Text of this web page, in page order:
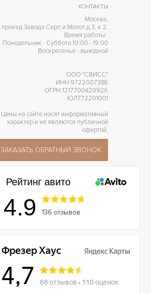
КОНТАКТЫ
Москва,
проезд Завода Серп и Молот д 3, к 2,
Время работы:
Понедельник - Суббота 10:00 - 19:00
Воскресенье - выходной
ООО "СВИСС"
ИНН 9722007386
ОГРН 1217700420926
ЮЛ772201001
Цены на сайте носят информативный
характер и не являются публичной
офертой.
ЗАКАЗАТЬ ОБРАТНЫЙ ЗВОНОК
Рейтинг авито
4.9 136 отзывов